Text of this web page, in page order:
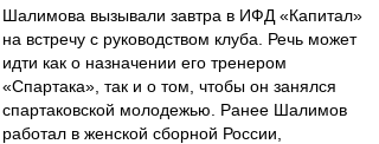
Шалимова вызывали завтра в ИФД «Капитал»
на встречу с руководством клуба. Речь может
идти как о назначении его тренером
«Спартака», так и о том, чтобы он занялся
спартаковской молодежью. Ранее Шалимов
работал в женской сборной России,